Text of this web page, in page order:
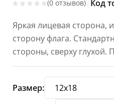
(0 отзывов) | Код
Яркая лицевая сторона,
сторону флага.
стороны, сверху глухой.
Размер: